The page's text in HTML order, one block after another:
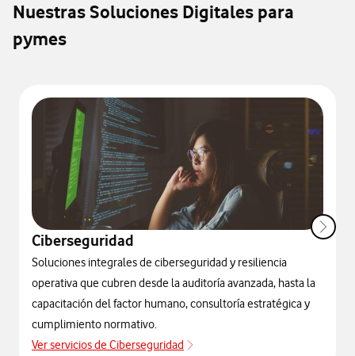
Nuestras Soluciones Digitales para
pymes
Ciberseguridad
Soluciones integrales de ciberseguridad y resiliencia
operativa que cubren desde la auditoría avanzada, hasta la
capacitación del factor humano, consultoría estratégica y
cumplimiento normativo.
Ver servicios de Ciberseguridad